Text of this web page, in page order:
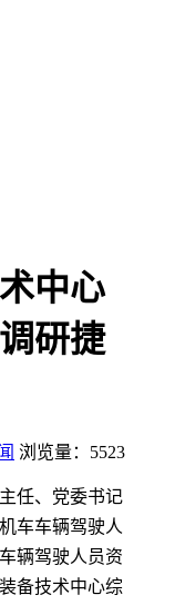
中心
研捷
浏览量：5523
任、党委书记
车车辆驾驶人
辆驾驶人员资
备技术中心综